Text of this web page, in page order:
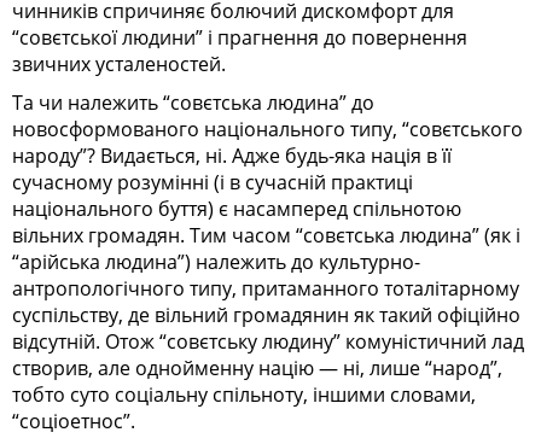
чинників спричиняє болючий дискомфорт для
“совєтської людини” і прагнення до повернення
звичних усталеностей.
Та чи належить “совєтська людина” до
новосформованого національного типу, “совєтського
народу”? Видається, ні. Адже будь-яка нація в її
сучасному розумінні (і в сучасній практиці
національного буття) є насамперед спільнотою
вільних громадян. Тим часом “совєтська людина” (як і
“арійська людина”) належить до культурно-
антропологічного типу, притаманного тоталітарному
суспільству, де вільний громадянин як такий офіційно
відсутній. Отож “совєтську людину” комуністичний лад
створив, але однойменну націю — ні, лише “народ”,
тобто суто соціальну спільноту, іншими словами,
“соціоетнос”.